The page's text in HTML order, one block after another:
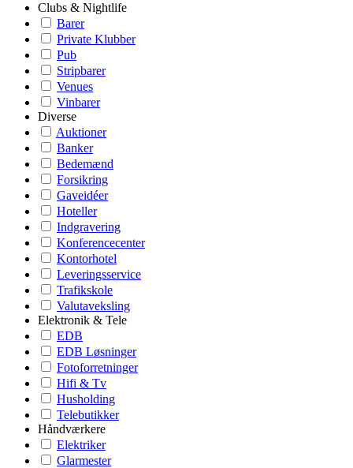
Clubs & Nightlife
Barer
Private Klubber
Pub
Stripbarer
Venues
Vinbarer
Diverse
Auktioner
Banker
Bedemænd
Forsikring
Gaveidéer
Hoteller
Indgravering
Konferencecenter
Kontorhotel
Leveringsservice
Trafikskole
Valutaveksling
Elektronik & Tele
EDB
EDB Løsninger
Fotoforretninger
Hifi & Tv
Husholding
Telebutikker
Håndværkere
Elektriker
Glarmester